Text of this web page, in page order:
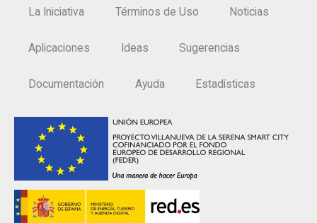
La Iniciativa Términos de Uso Noticias
Aplicaciones Ideas Sugerencias
Documentación Ayuda Estadísticas